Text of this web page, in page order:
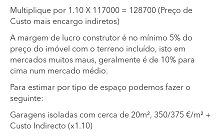
Multiplique por 1.10 X 117000 = 128700 (Preço de
Custo mais encargo indiretos)
A margem de lucro construtor é no mínimo 5% do
preço do imóvel com o terreno incluído, isto em
mercados muitos maus, geralmente é de 10% para
cima num mercado médio.
Para estimar por tipo de espaço podemos fazer o
seguinte:
Garagens isoladas com cerca de 20m², 350/375 €/m² +
Custo Indirecto (x1.10)